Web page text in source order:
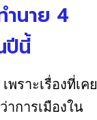
นาย 4
ปีนี้
ราะเรื่องที่เคย
การเมืองใน